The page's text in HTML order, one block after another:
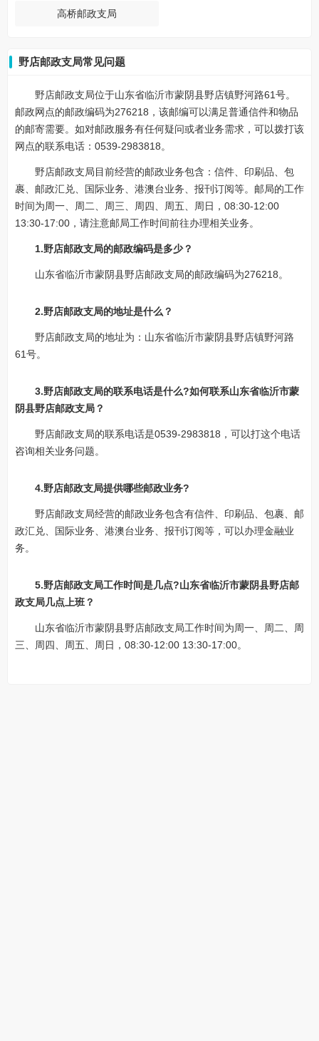
高桥邮政支局
野店邮政支局常见问题
野店邮政支局位于山东省临沂市蒙阴县野店镇野河路61号。
邮政网点的邮政编码为276218，该邮编可以满足普通信件和物品
的邮寄需要。如对邮政服务有任何疑问或者业务需求，可以拨打该
网点的联系电话：0539-2983818。
野店邮政支局目前经营的邮政业务包含：信件、印刷品、包
裹、邮政汇兑、国际业务、港澳台业务、报刊订阅等。邮局的工作
时间为周一、周二、周三、周四、周五、周日，08:30-12:00
13:30-17:00，请注意邮局工作时间前往办理相关业务。
1.野店邮政支局的邮政编码是多少？
山东省临沂市蒙阴县野店邮政支局的邮政编码为276218。
2.野店邮政支局的地址是什么？
野店邮政支局的地址为：山东省临沂市蒙阴县野店镇野河路
61号。
3.野店邮政支局的联系电话是什么?如何联系山东省临沂市蒙
阴县野店邮政支局？
野店邮政支局的联系电话是0539-2983818，可以打这个电话
咨询相关业务问题。
4.野店邮政支局提供哪些邮政业务?
野店邮政支局经营的邮政业务包含有信件、印刷品、包裹、邮
政汇兑、国际业务、港澳台业务、报刊订阅等，可以办理金融业
务。
5.野店邮政支局工作时间是几点?山东省临沂市蒙阴县野店邮
政支局几点上班？
山东省临沂市蒙阴县野店邮政支局工作时间为周一、周二、周
三、周四、周五、周日，08:30-12:00 13:30-17:00。